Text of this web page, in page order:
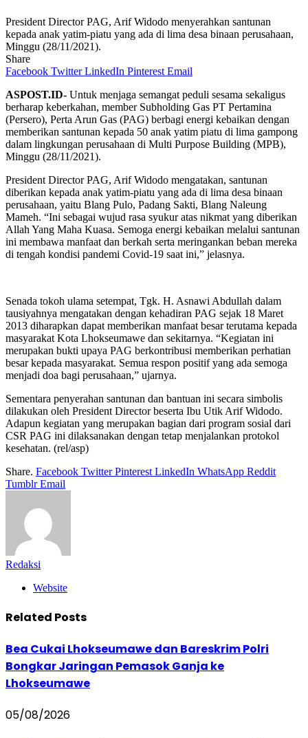
President Director PAG, Arif Widodo menyerahkan santunan
kepada anak yatim-piatu yang ada di lima desa binaan perusahaan,
Minggu (28/11/2021).
Share
Facebook Twitter LinkedIn Pinterest Email
ASPOST.ID- Untuk menjaga semangat peduli sesama sekaligus
berharap keberkahan, member Subholding Gas PT Pertamina
(Persero), Perta Arun Gas (PAG) berbagi energi kebaikan dengan
memberikan santunan kepada 50 anak yatim piatu di lima gampong
dalam lingkungan perusahaan di Multi Purpose Building (MPB),
Minggu (28/11/2021).
President Director PAG, Arif Widodo mengatakan, santunan
diberikan kepada anak yatim-piatu yang ada di lima desa binaan
perusahaan, yaitu Blang Pulo, Padang Sakti, Blang Naleung
Mameh. “Ini sebagai wujud rasa syukur atas nikmat yang diberikan
Allah Yang Maha Kuasa. Semoga energi kebaikan melalui santunan
ini membawa manfaat dan berkah serta meringankan beban mereka
di tengah kondisi pandemi Covid-19 saat ini,” jelasnya.
Senada tokoh ulama setempat, Tgk. H. Asnawi Abdullah dalam
tausiyahnya mengatakan dengan kehadiran PAG sejak 18 Maret
2013 diharapkan dapat memberikan manfaat besar terutama kepada
masyarakat Kota Lhokseumawe dan sekitarnya. “Kegiatan ini
merupakan bukti upaya PAG berkontribusi memberikan perhatian
besar kepada masyarakat. Semua respon positif yang ada semoga
menjadi doa bagi perusahaan,” ujarnya.
Sementara penyerahan santunan dan bantuan ini secara simbolis
dilakukan oleh President Director beserta Ibu Utik Arif Widodo.
Adapun kegiatan yang merupakan bagian dari program sosial dari
CSR PAG ini dilaksanakan dengan tetap menjalankan protokol
kesehatan. (rel/asp)
Share. Facebook Twitter Pinterest LinkedIn WhatsApp Reddit
Tumblr Email
Redaksi
Website
Related Posts
Bea Cukai Lhokseumawe dan Bareskrim Polri
Bongkar Jaringan Pemasok Ganja ke
Lhokseumawe
05/08/2026